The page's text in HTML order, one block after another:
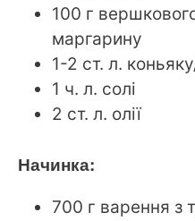
100 г
маргарину
1-2 ст. л.
1 ч. л. солі
2 ст. л. олії
Начинка:
700 г варення з